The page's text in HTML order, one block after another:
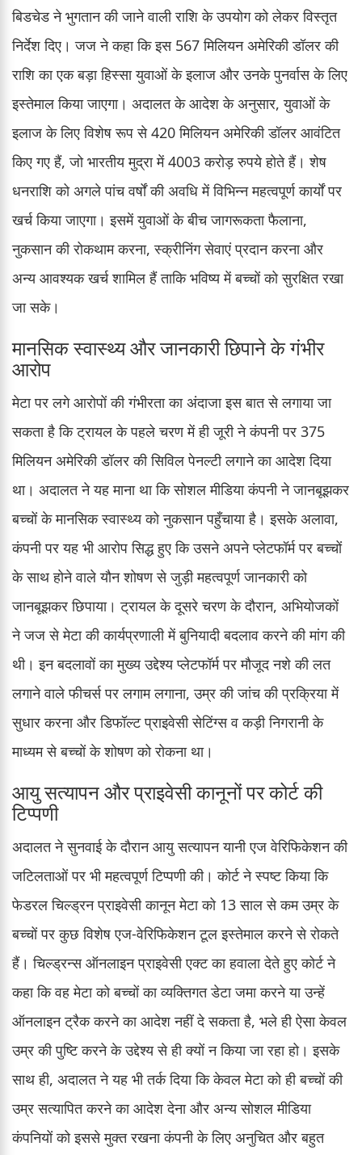
बिडचेड ने भुगतान की जाने वाली राशि के उपयोग को लेकर विस्तृत
निर्देश दिए। जज ने कहा कि इस 567 मिलियन अमेरिकी डॉलर की
राशि का एक बड़ा हिस्सा युवाओं के इलाज और उनके पुनर्वास के लिए
इस्तेमाल किया जाएगा। अदालत के आदेश के अनुसार, युवाओं के
इलाज के लिए विशेष रूप से 420 मिलियन अमेरिकी डॉलर आवंटित
किए गए हैं, जो भारतीय मुद्रा में 4003 करोड़ रुपये होते हैं। शेष
धनराशि को अगले पांच वर्षों की अवधि में विभिन्न महत्वपूर्ण कार्यों पर
खर्च किया जाएगा। इसमें युवाओं के बीच जागरूकता फैलाना,
नुकसान की रोकथाम करना, स्क्रीनिंग सेवाएं प्रदान करना और
अन्य आवश्यक खर्च शामिल हैं ताकि भविष्य में बच्चों को सुरक्षित रखा
जा सके।
मानसिक स्वास्थ्य और जानकारी छिपाने के गंभीर
आरोप
मेटा पर लगे आरोपों की गंभीरता का अंदाजा इस बात से लगाया जा
सकता है कि ट्रायल के पहले चरण में ही जूरी ने कंपनी पर 375
मिलियन अमेरिकी डॉलर की सिविल पेनल्टी लगाने का आदेश दिया
था। अदालत ने यह माना था कि सोशल मीडिया कंपनी ने जानबूझकर
बच्चों के मानसिक स्वास्थ्य को नुकसान पहुँचाया है। इसके अलावा,
कंपनी पर यह भी आरोप सिद्ध हुए कि उसने अपने प्लेटफॉर्म पर बच्चों
के साथ होने वाले यौन शोषण से जुड़ी महत्वपूर्ण जानकारी को
जानबूझकर छिपाया। ट्रायल के दूसरे चरण के दौरान, अभियोजकों
ने जज से मेटा की कार्यप्रणाली में बुनियादी बदलाव करने की मांग की
थी। इन बदलावों का मुख्य उद्देश्य प्लेटफॉर्म पर मौजूद नशे की लत
लगाने वाले फीचर्स पर लगाम लगाना, उम्र की जांच की प्रक्रिया में
सुधार करना और डिफॉल्ट प्राइवेसी सेटिंग्स व कड़ी निगरानी के
माध्यम से बच्चों के शोषण को रोकना था।
आयु सत्यापन और प्राइवेसी कानूनों पर कोर्ट की
टिप्पणी
अदालत ने सुनवाई के दौरान आयु सत्यापन यानी एज वेरिफिकेशन की
जटिलताओं पर भी महत्वपूर्ण टिप्पणी की। कोर्ट ने स्पष्ट किया कि
फेडरल चिल्ड्रन प्राइवेसी कानून मेटा को 13 साल से कम उम्र के
बच्चों पर कुछ विशेष एज-वेरिफिकेशन टूल इस्तेमाल करने से रोकते
हैं। चिल्ड्रन्स ऑनलाइन प्राइवेसी एक्ट का हवाला देते हुए कोर्ट ने
कहा कि वह मेटा को बच्चों का व्यक्तिगत डेटा जमा करने या उन्हें
ऑनलाइन ट्रैक करने का आदेश नहीं दे सकता है, भले ही ऐसा केवल
उम्र की पुष्टि करने के उद्देश्य से ही क्यों न किया जा रहा हो। इसके
साथ ही, अदालत ने यह भी तर्क दिया कि केवल मेटा को ही बच्चों की
उम्र सत्यापित करने का आदेश देना और अन्य सोशल मीडिया
कंपनियों को इससे मुक्त रखना कंपनी के लिए अनुचित और बहुत